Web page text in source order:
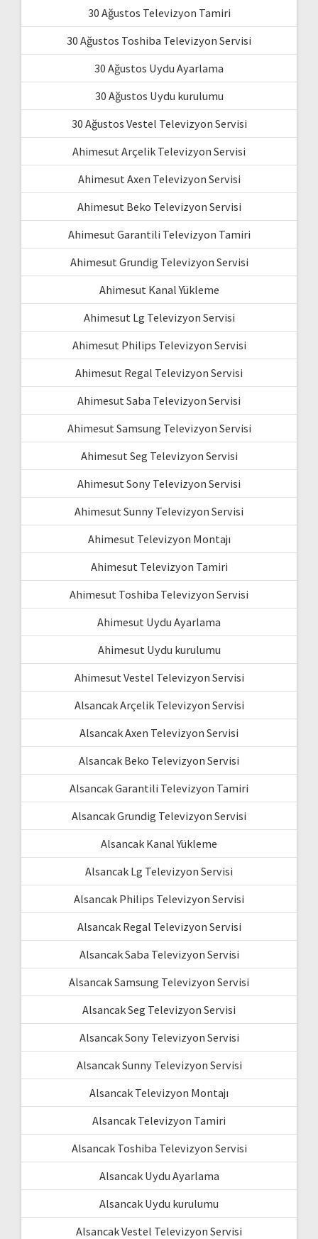
30 Ağustos Televizyon Tamiri
30 Ağustos Toshiba Televizyon Servisi
30 Ağustos Uydu Ayarlama
30 Ağustos Uydu kurulumu
30 Ağustos Vestel Televizyon Servisi
Ahimesut Arçelik Televizyon Servisi
Ahimesut Axen Televizyon Servisi
Ahimesut Beko Televizyon Servisi
Ahimesut Garantili Televizyon Tamiri
Ahimesut Grundig Televizyon Servisi
Ahimesut Kanal Yükleme
Ahimesut Lg Televizyon Servisi
Ahimesut Philips Televizyon Servisi
Ahimesut Regal Televizyon Servisi
Ahimesut Saba Televizyon Servisi
Ahimesut Samsung Televizyon Servisi
Ahimesut Seg Televizyon Servisi
Ahimesut Sony Televizyon Servisi
Ahimesut Sunny Televizyon Servisi
Ahimesut Televizyon Montajı
Ahimesut Televizyon Tamiri
Ahimesut Toshiba Televizyon Servisi
Ahimesut Uydu Ayarlama
Ahimesut Uydu kurulumu
Ahimesut Vestel Televizyon Servisi
Alsancak Arçelik Televizyon Servisi
Alsancak Axen Televizyon Servisi
Alsancak Beko Televizyon Servisi
Alsancak Garantili Televizyon Tamiri
Alsancak Grundig Televizyon Servisi
Alsancak Kanal Yükleme
Alsancak Lg Televizyon Servisi
Alsancak Philips Televizyon Servisi
Alsancak Regal Televizyon Servisi
Alsancak Saba Televizyon Servisi
Alsancak Samsung Televizyon Servisi
Alsancak Seg Televizyon Servisi
Alsancak Sony Televizyon Servisi
Alsancak Sunny Televizyon Servisi
Alsancak Televizyon Montajı
Alsancak Televizyon Tamiri
Alsancak Toshiba Televizyon Servisi
Alsancak Uydu Ayarlama
Alsancak Uydu kurulumu
Alsancak Vestel Televizyon Servisi